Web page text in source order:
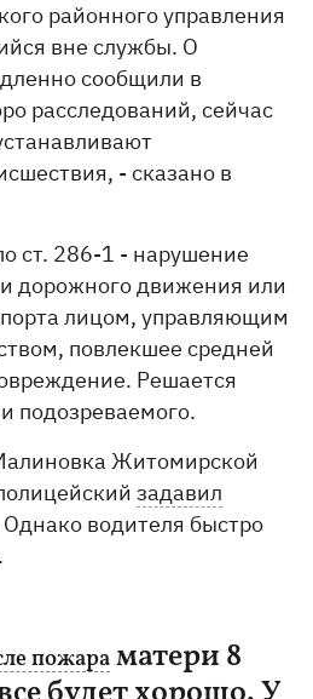
районного управления
вне службы. О
сообщили в
расследований, сейчас
- сказано в
ст. 286-1 - нарушение
дорожного движения или
лицом, управляющим
повлекшее средней
Решается
подозреваемого.
Житомирской
задавил
водителя быстро
пожара матери 8